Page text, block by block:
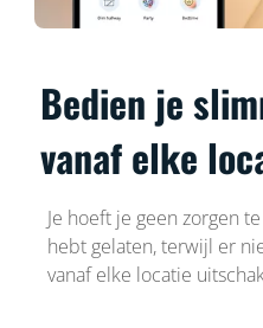
Bedien je
vanaf elke
Je hoeft je geen zorgen
hebt gelaten, terwijl er
vanaf elke locatie